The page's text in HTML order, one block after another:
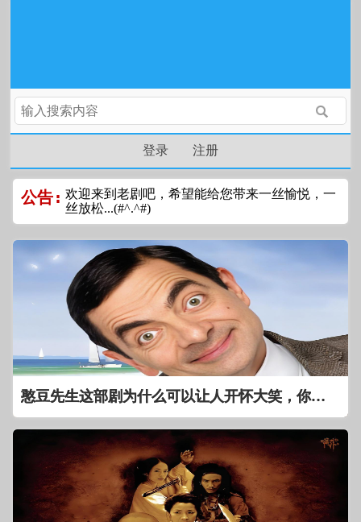
登录 注册
公告: 欢迎来到老剧吧，希望能给您带来一丝愉悦，一
丝放松...(#^.^#)
憨豆先生这部剧为什么可以让人开怀大笑，你看过吗